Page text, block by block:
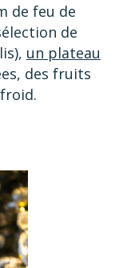
de feu de
de
un plateau
des fruits